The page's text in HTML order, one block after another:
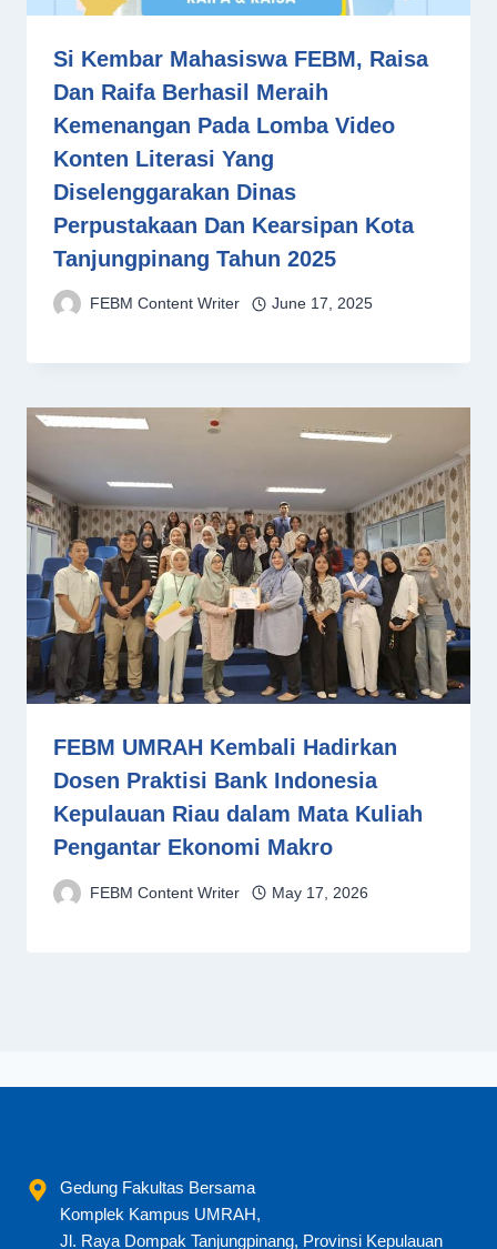
Si Kembar Mahasiswa FEBM, Raisa
Dan Raifa Berhasil Meraih
Kemenangan Pada Lomba Video
Konten Literasi Yang
Diselenggarakan Dinas
Perpustakaan Dan Kearsipan Kota
Tanjungpinang Tahun 2025
FEBM Content Writer June 17, 2025
FEBM UMRAH Kembali Hadirkan
Dosen Praktisi Bank Indonesia
Kepulauan Riau dalam Mata Kuliah
Pengantar Ekonomi Makro
FEBM Content Writer May 17, 2026
Gedung Fakultas Bersama
Komplek Kampus UMRAH,
Jl. Raya Dompak Tanjungpinang, Provinsi Kepulauan